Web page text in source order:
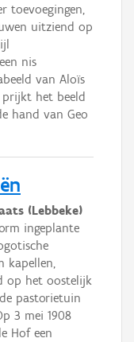
toevoegingen,
uitziend op
nis
van Aloïs
prijkt het beeld
hand van Geo
(Lebbeke)
ingeplante
kapellen,
op het oostelijk
pastorietuin
3 mei 1908
Hof een